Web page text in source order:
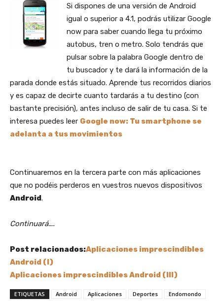
Si dispones de una versión de Android
igual o superior a 4.1, podrás utilizar Google
now para saber cuando llega tu próximo
autobus, tren o metro. Solo tendrás que
pulsar sobre la palabra Google dentro de
tu buscador y te dará la información de la
parada donde estás situado. Aprende tus recorridos diarios
y es capaz de decirte cuanto tardarás a tu destino (con
bastante precisión), antes incluso de salir de tu casa. Si te
interesa puedes leer Google now: Tu smartphone se
adelanta a tus movimientos
Continuaremos en la tercera parte con más aplicaciones
que no podéis perderos en vuestros nuevos dispositivos
Android.
Continuará….
Post relacionados:Aplicaciones imprescindibles
Android (I)
Aplicaciones imprescindibles Android (III)
ETIQUETAS Android Aplicaciones Deportes
Endomondo